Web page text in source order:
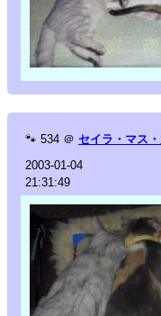
🐾 534 ＠ セイラ・マス
2003-01-04
21:31:49